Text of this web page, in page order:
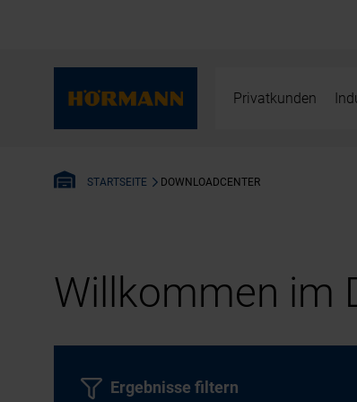
Privatkunden
STARTSEITE DOWNLOADCENTER
Willkommen im
Ergebnisse filtern